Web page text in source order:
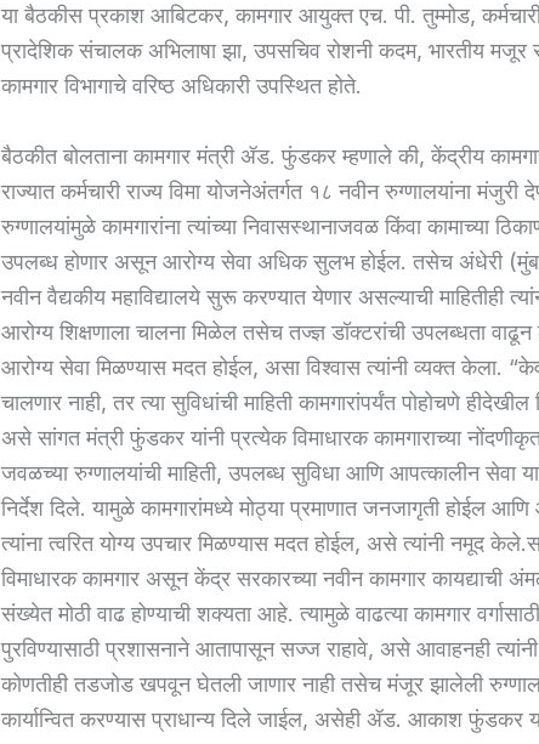
या बैठकीस प्रकाश आबिटकर, कामगार आयुक्त एच. पी. तुम्मोड, कर्मचारी
प्रादेशिक संचालक अभिलाषा झा, उपसचिव रोशनी कदम, भारतीय
कामगार विभागाचे वरिष्ठ अधिकारी उपस्थित होते.
बैठकीत बोलताना कामगार मंत्री ॲड. फुंडकर म्हणाले की, केंद्रीय कामगार
राज्यात कर्मचारी राज्य विमा योजनेअंतर्गत १८ नवीन रुग्णालयांना
रुग्णालयांमुळे कामगारांना त्यांच्या निवासस्थानाजवळ किंवा कामाच्या
उपलब्ध होणार असून आरोग्य सेवा अधिक सुलभ होईल. तसेच अंधेरी
नवीन वैद्यकीय महाविद्यालये सुरू करण्यात येणार असल्याची माहितीही
आरोग्य शिक्षणाला चालना मिळेल तसेच तज्ज्ञ डॉक्टरांची उपलब्धता वाढून
आरोग्य सेवा मिळण्यास मदत होईल, असा विश्वास त्यांनी व्यक्त केला.
चालणार नाही, तर त्या सुविधांची माहिती कामगारांपर्यंत पोहोचणे
असे सांगत मंत्री फुंडकर यांनी प्रत्येक विमाधारक कामगाराच्या
जवळच्या रुग्णालयांची माहिती, उपलब्ध सुविधा आणि आपत्कालीन सेवा
निर्देश दिले. यामुळे कामगारांमध्ये मोठ्या प्रमाणात जनजागृती होईल
त्यांना त्वरित योग्य उपचार मिळण्यास मदत होईल, असे त्यांनी नमूद
विमाधारक कामगार असून केंद्र सरकारच्या नवीन कामगार कायद्याची
संख्येत मोठी वाढ होण्याची शक्यता आहे. त्यामुळे वाढत्या कामगार
पुरविण्यासाठी प्रशासनाने आतापासून सज्ज राहावे, असे आवाहनही
कोणतीही तडजोड खपवून घेतली जाणार नाही तसेच मंजूर झालेली
कार्यान्वित करण्यास प्राधान्य दिले जाईल, असेही ॲड. आकाश फुंडकर